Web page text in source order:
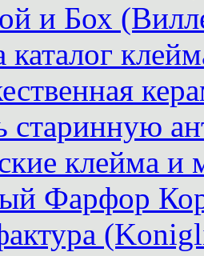
и Бох
каталог
старинную
клейма и
Фарфор